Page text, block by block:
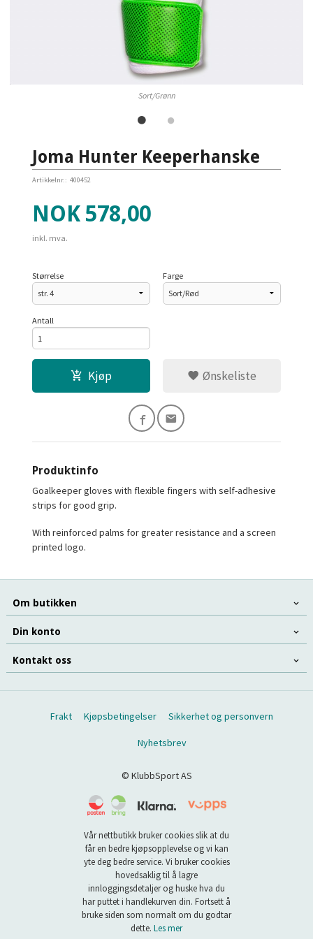
Sort/Grønn
Joma Hunter Keeperhanske
Artikkelnr.: 400452
Pris
NOK 578,00
inkl. mva.
Størrelse Farge
Antall
Kjøp Ønskeliste
Produktinfo
Goalkeeper gloves with flexible fingers with self-adhesive
strips for good grip.
With reinforced palms for greater resistance and a screen
printed logo.
Om butikken
Din konto
Kontakt oss
Frakt Kjøpsbetingelser Sikkerhet og personvern
Nyhetsbrev
© KlubbSport AS
Vår nettbutikk bruker cookies slik at du
får en bedre kjøpsopplevelse og vi kan
yte deg bedre service. Vi bruker cookies
hovedsaklig til å lagre
innloggingsdetaljer og huske hva du
har puttet i handlekurven din. Fortsett å
bruke siden som normalt om du godtar
dette. Les mer